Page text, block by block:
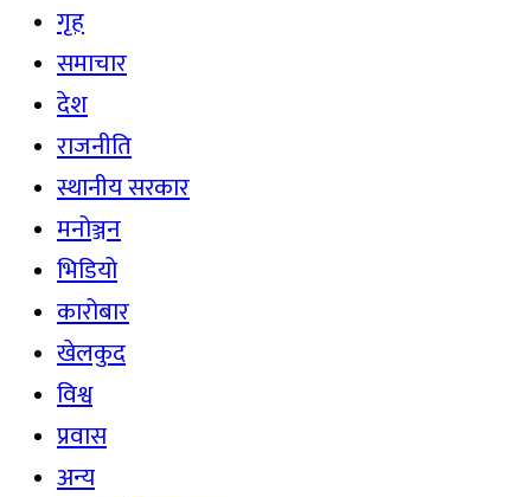
गृह
समाचार
देश
राजनीति
स्थानीय सरकार
मनोञ्जन
भिडियो
कारोबार
खेलकुद
विश्व
प्रवास
अन्य